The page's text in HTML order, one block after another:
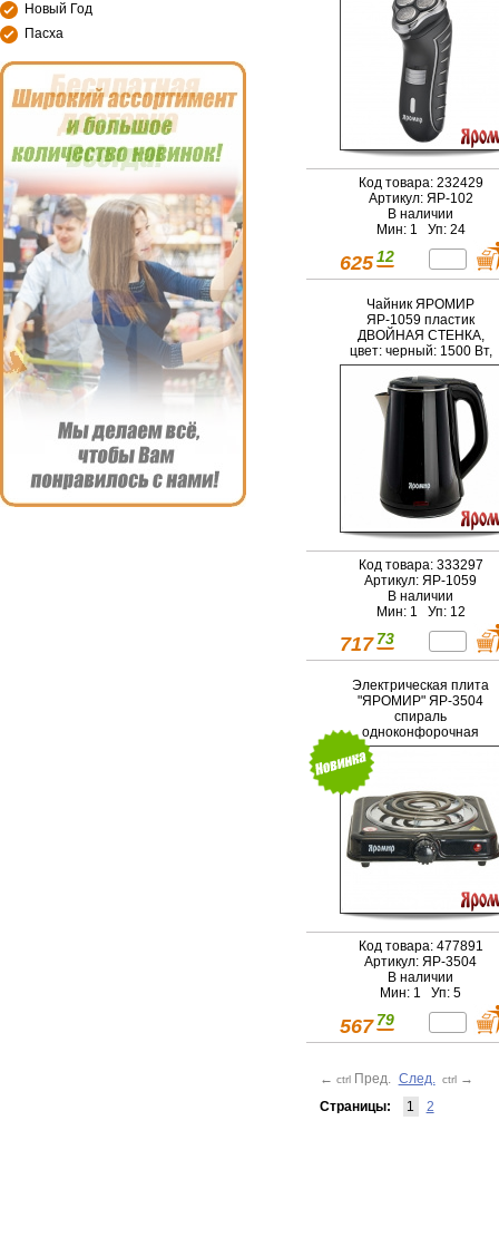
Новый Год
Пасха
Код товара: 232429
Артикул: ЯР-102
В наличии
Мин: 1 Уп: 24
625 12
Чайник ЯРОМИР
ЯР-1059 пластик
ДВОЙНАЯ СТЕНКА,
цвет: черный: 1500 Вт,
1,8л
Код товара: 333297
Артикул: ЯР-1059
В наличии
Мин: 1 Уп: 12
717 73
Электрическая плита
"ЯРОМИР" ЯР-3504
спираль
одноконфорочная
черная (5): 1000 Вт
Код товара: 477891
Артикул: ЯР-3504
В наличии
Мин: 1 Уп: 5
567 79
← ctrl Пред. След. ctrl →
Страницы:
1 2